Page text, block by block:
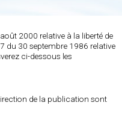
2000 relative à la liberté de
30 septembre 1986 relative
ci-dessous les
de la publication sont